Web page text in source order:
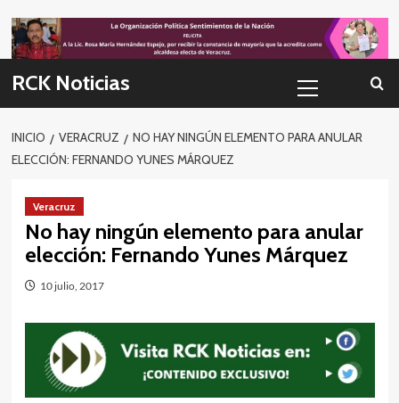
to
content
RCK Noticias
primario
INICIO VERACRUZ
NO HAY NINGÚN ELEMENTO PARA ANULAR
ELECCIÓN: FERNANDO YUNES MÁRQUEZ
Veracruz
No hay ningún elemento para anular
elección: Fernando Yunes Márquez
10 julio, 2017